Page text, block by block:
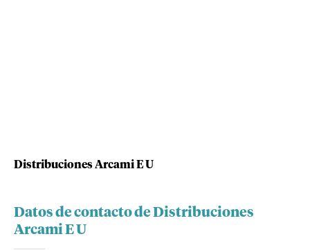
Distribuciones Arcami E U
Datos de contacto de Distribuciones
Arcami E U